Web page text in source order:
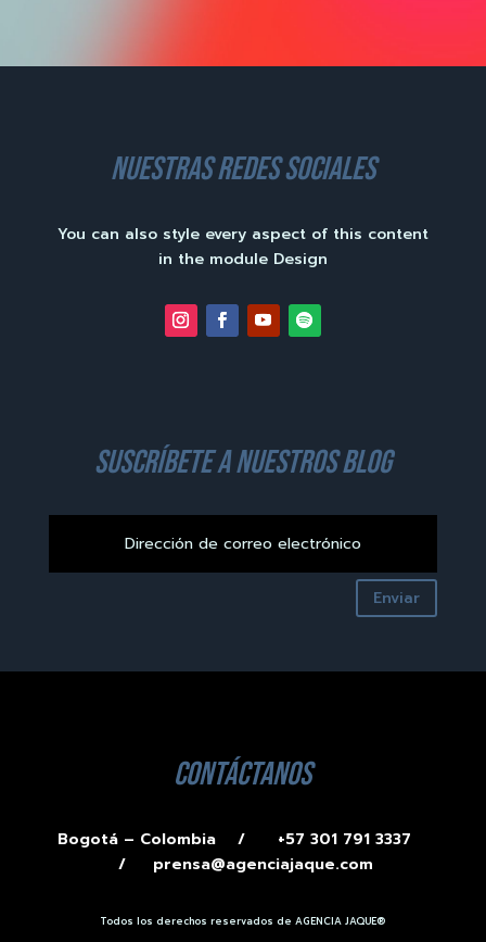
nuestras redes sociales
You can also style every aspect of this content
in the module Design
suscríbete a nuestros blog
Enviar
contáctanos
Bogotá – Colombia /
+57 301 791 3337
/ prensa@agenciajaque.com
Todos los derechos reservados de AGENCIA JAQUE®